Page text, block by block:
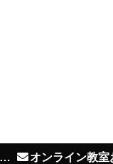
オンライン教室お問